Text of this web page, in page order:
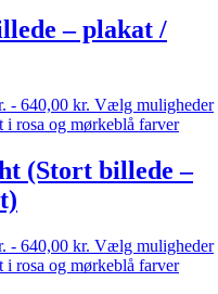
– plakat /
- 640,00 kr. Vælg muligheder
(Stort billede –
- 640,00 kr. Vælg muligheder